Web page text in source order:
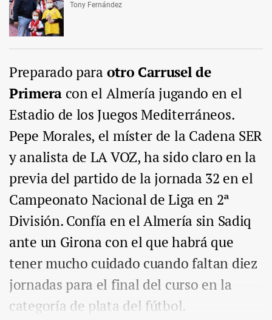
Tony Fernández
Preparado para otro Carrusel de
Primera con el Almería jugando en el
Estadio de los Juegos Mediterráneos.
Pepe Morales, el míster de la Cadena SER
y analista de LA VOZ, ha sido claro en la
previa del partido de la jornada 32 en el
Campeonato Nacional de Liga en 2ª
División. Confía en el Almería sin Sadiq
ante un Girona con el que habrá que
tener mucho cuidado cuando faltan diez
jornadas para el final del curso en la
categoría de plata del fútbol.